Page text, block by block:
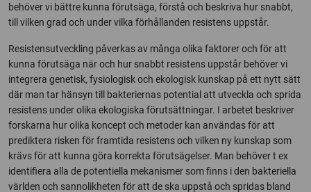
behöver vi bättre kunna förutsäga, förstå och beskriva hur snabbt,
till vilken grad och under vilka förhållanden resistens uppstår.
Resistensutveckling påverkas av många olika faktorer och för att
kunna förutsäga när och hur snabbt resistens uppstår behöver vi
integrera genetisk, fysiologisk och ekologisk kunskap på ett nytt sätt
där man tar hänsyn till bakteriernas potential att utveckla och sprida
resistens under olika ekologiska förutsättningar. I arbetet beskriver
forskarna hur olika koncept och metoder kan användas för att
prediktera risken för framtida resistens och vilken ny kunskap som
krävs för att kunna göra korrekta förutsägelser. Man behöver t ex
identifiera alla de potentiella mekanismer som finns i den bakteriella
världen och sannolikheten för att de ska uppstå och spridas bland